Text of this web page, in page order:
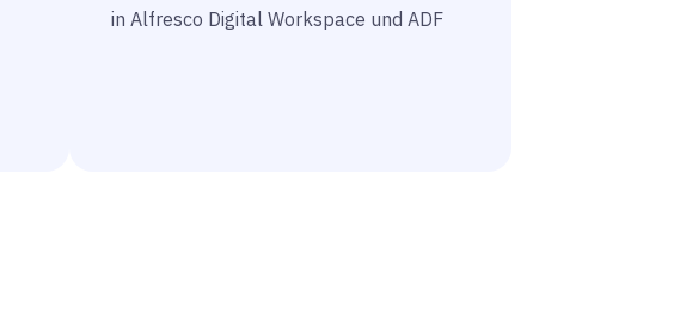
in Alfresco Digital Workspace und ADF